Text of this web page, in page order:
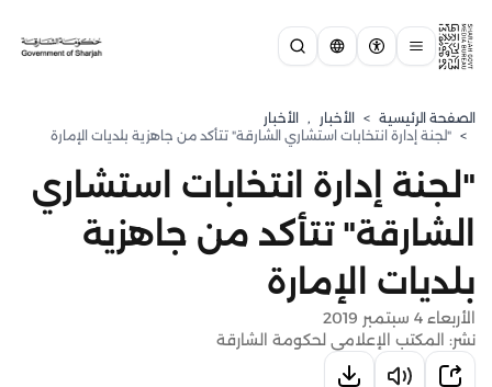
الصفحة الرئيسية > الأخبار , الأخبار
> "لجنة إدارة انتخابات استشاري الشارقة" تتأكد من جاهزية بلديات الإمارة
"لجنة إدارة انتخابات استشاري
الشارقة" تتأكد من جاهزية
بلديات الإمارة
الأربعاء 4 سبتمبر 2019
نشر: المكتب الإعلامي لحكومة الشارقة